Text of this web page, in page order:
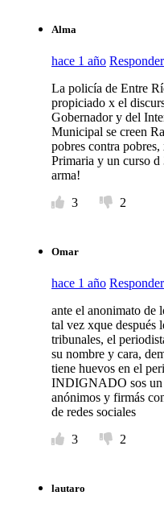
Alma
hace 1 año Responder
La policía de Entre
propiciado x el
Gobernador y del
Municipal se creen
pobres contra
Primaria y un curso d
arma!
3
2
Omar
hace 1 año Responder
ante el anonimato de
tal vez xque después
tribunales, el
su nombre y cara,
tiene huevos en el
INDIGNADO sos un
anónimos y firmás
de redes sociales
3
2
lautaro